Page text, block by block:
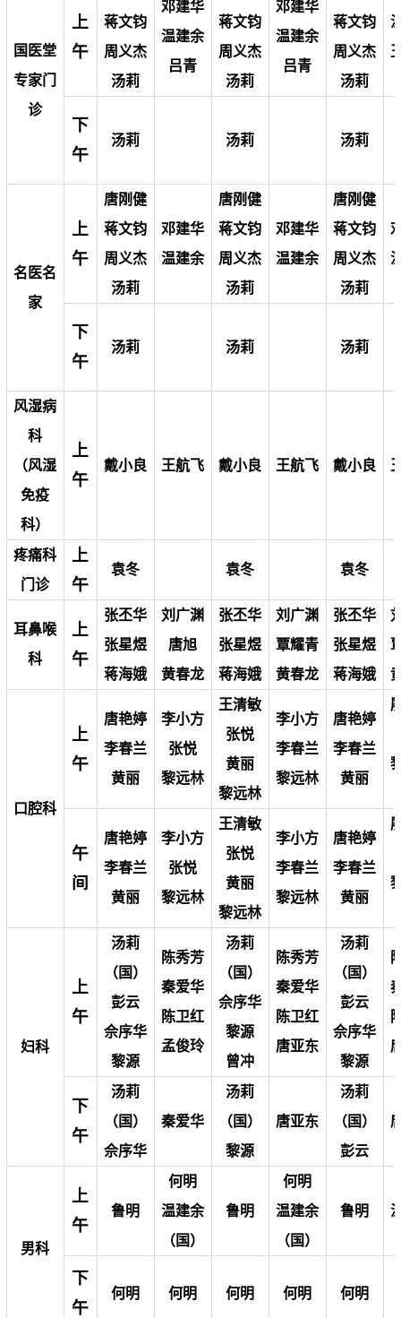
国医堂
专家门
诊
上
午
蒋文钧
周义杰
汤莉
邓建华
温建余
吕青
蒋文钧
周义杰
汤莉
邓建华
温建余
吕青
蒋文钧
周义杰
汤莉
下
午
汤莉 汤莉 汤莉
名医名
家
上
午
唐刚健
蒋文钧
周义杰
汤莉
邓建华
温建余
唐刚健
蒋文钧
周义杰
汤莉
邓建华
温建余
唐刚健
蒋文钧
周义杰
汤莉
下
午
汤莉 汤莉 汤莉
风湿病
科
（风湿
免疫
科）
上
午
戴小良 王航飞 戴小良 王航飞 戴小良
疼痛科
门诊
上
午
袁冬 袁冬 袁冬
耳鼻喉
科
上
午
张丕华
张星煜
蒋海娥
刘广渊
唐旭
黄春龙
张丕华
张星煜
蒋海娥
刘广渊
覃耀青
黄春龙
张丕华
张星煜
蒋海娥
口腔科
上
午
唐艳婷
李春兰
黄丽
李小方
张悦
黎远林
王清敏
张悦
黄丽
黎远林
李小方
李春兰
黎远林
唐艳婷
李春兰
黄丽
午
间
唐艳婷
李春兰
黄丽
李小方
张悦
黎远林
王清敏
张悦
黄丽
黎远林
李小方
李春兰
黎远林
唐艳婷
李春兰
黄丽
妇科
上
午
汤莉
（国）
彭云
佘序华
黎源
陈秀芳
秦爱华
陈卫红
孟俊玲
汤莉
（国）
佘序华
黎源
曾冲
陈秀芳
秦爱华
陈卫红
唐亚东
汤莉
（国）
彭云
佘序华
黎源
下
午
汤莉
（国）
佘序华
秦爱华
汤莉
（国）
黎源
唐亚东
汤莉
（国）
彭云
男科
上
午
鲁明
何明
温建余
（国）
鲁明
何明
温建余
（国）
鲁明
下
午
何明 何明 何明 何明 何明